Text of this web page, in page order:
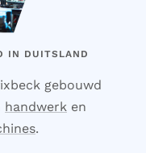
IN DUITSLAND
gebouwd
handwerk en
.